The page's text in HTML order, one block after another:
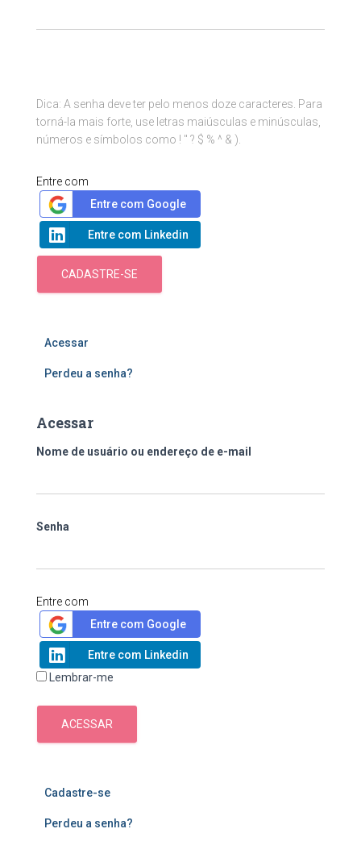
Dica: A senha deve ter pelo menos doze caracteres. Para
torná-la mais forte, use letras maiúsculas e minúsculas,
números e símbolos como ! " ? $ % ^ & ).
Entre com
Entre com Google
Entre com Linkedin
CADASTRE-SE
Acessar
Perdeu a senha?
Acessar
Nome de usuário ou endereço de e-mail
Senha
Entre com
Entre com Google
Entre com Linkedin
Lembrar-me
ACESSAR
Cadastre-se
Perdeu a senha?